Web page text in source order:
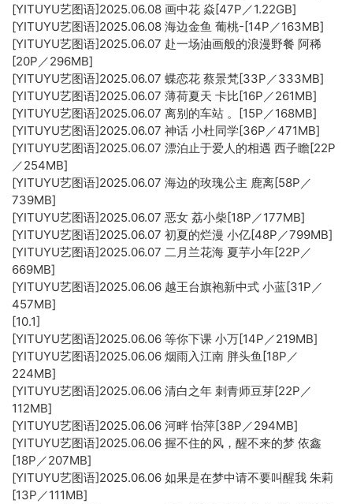
[YITUYU艺图语]2025.06.08 画中花 焱[47P／1.22GB]
[YITUYU艺图语]2025.06.08 海边金鱼 葡桃-[14P／163MB]
[YITUYU艺图语]2025.06.07 赴一场油画般的浪漫野餐 阿稀
[20P／296MB]
[YITUYU艺图语]2025.06.07 蝶恋花 蔡景梵[33P／333MB]
[YITUYU艺图语]2025.06.07 薄荷夏天 卡比[16P／261MB]
[YITUYU艺图语]2025.06.07 离别的车站 。[15P／168MB]
[YITUYU艺图语]2025.06.07 神话 小杜同学[36P／471MB]
[YITUYU艺图语]2025.06.07 漂泊止于爱人的相遇 西子瞻[22P
／254MB]
[YITUYU艺图语]2025.06.07 海边的玫瑰公主 鹿离[58P／
739MB]
[YITUYU艺图语]2025.06.07 恶女 荔小柴[18P／177MB]
[YITUYU艺图语]2025.06.07 初夏的烂漫 小亿[48P／799MB]
[YITUYU艺图语]2025.06.07 二月兰花海 夏芋小年[22P／
669MB]
[YITUYU艺图语]2025.06.06 越王台旗袍新中式 小蓝[31P／
457MB]
[10.1]
[YITUYU艺图语]2025.06.06 等你下课 小万[14P／219MB]
[YITUYU艺图语]2025.06.06 烟雨入江南 胖头鱼[18P／
224MB]
[YITUYU艺图语]2025.06.06 清白之年 刺青师豆芽[22P／
112MB]
[YITUYU艺图语]2025.06.06 河畔 怡萍[38P／294MB]
[YITUYU艺图语]2025.06.06 握不住的风，醒不来的梦 依鑫
[18P／207MB]
[YITUYU艺图语]2025.06.06 如果是在梦中请不要叫醒我 朱莉
[13P／111MB]